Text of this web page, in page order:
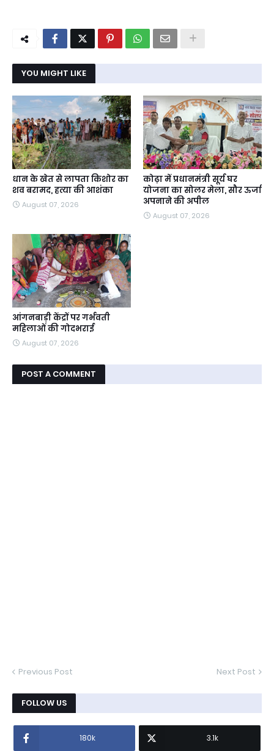
YOU MIGHT LIKE
धान के खेत से लापता किशोर का
शव बरामद, हत्या की आशंका
August 07, 2026
कोढ़ा में प्रधानमंत्री सूर्य घर
योजना का सोलर मेला, सौर ऊर्जा
अपनाने की अपील
August 07, 2026
आंगनबाड़ी केंद्रों पर गर्भवती
महिलाओं की गोदभराई
August 07, 2026
POST A COMMENT
Previous Post Next Post
FOLLOW US
180k 3.1k